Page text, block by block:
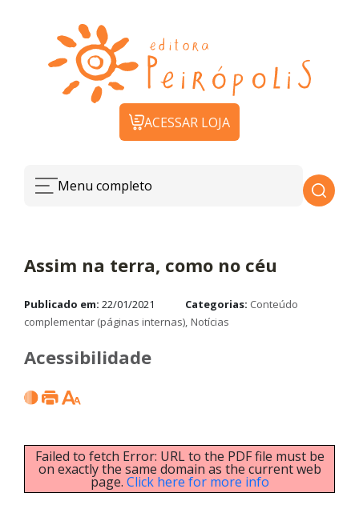
ACESSAR LOJA
Menu completo
Assim na terra, como no céu
Publicado em: 22/01/2021 Categorias: Conteúdo
complementar (páginas internas) Notícias
Acessibilidade
Failed to fetch Error: URL to the PDF file must be
on exactly the same domain as the current web
page. Click here for more info